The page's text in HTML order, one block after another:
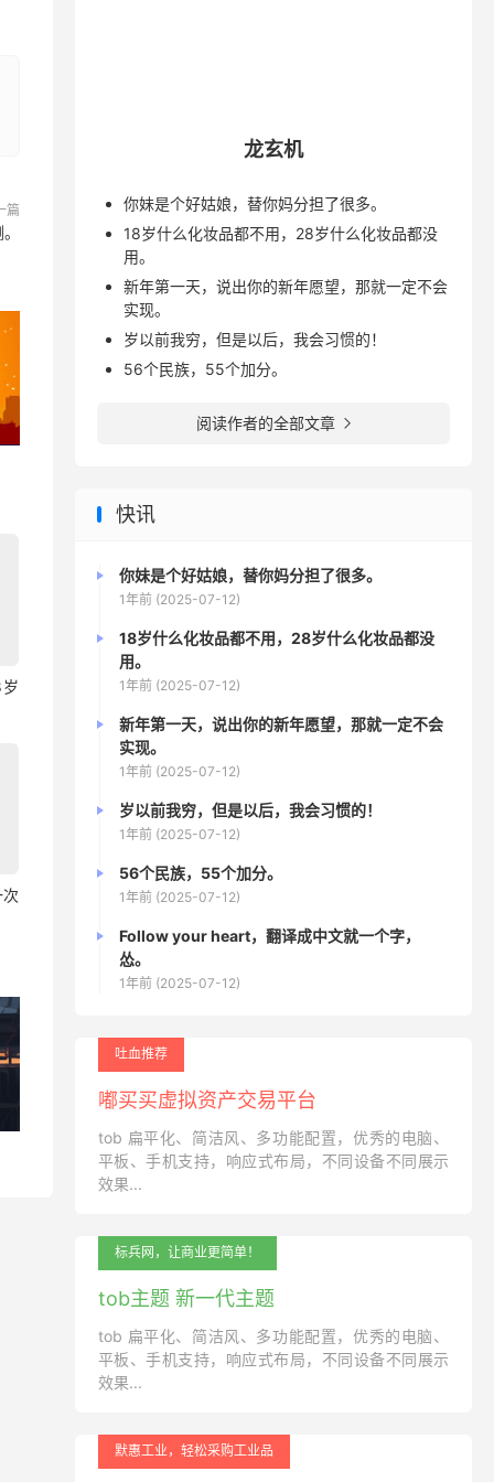
篇
龙玄机
你妹是个好姑娘，替你妈分担了很多。
18岁什么化妆品都不用，28岁什么化妆品都没
用。
新年第一天，说出你的新年愿望，那就一定不会
实现。
岁以前我穷，但是以后，我会习惯的！
56个民族，55个加分。
阅读作者的全部文章 
快讯
你妹是个好姑娘，替你妈分担了很多。
1年前 (2025-07-12)
18岁什么化妆品都不用，28岁什么化妆品都没
用。
1年前 (2025-07-12)
新年第一天，说出你的新年愿望，那就一定不会
实现。
1年前 (2025-07-12)
岁以前我穷，但是以后，我会习惯的！
1年前 (2025-07-12)
56个民族，55个加分。
1年前 (2025-07-12)
Follow your heart，翻译成中文就一个字，
怂。
1年前 (2025-07-12)
吐血推荐
嘟买买虚拟资产交易平台
tob 扁平化、简洁风、多功能配置，优秀的电脑、
平板、手机支持，响应式布局，不同设备不同展示
效果...
标兵网，让商业更简单！
tob主题 新一代主题
tob 扁平化、简洁风、多功能配置，优秀的电脑、
平板、手机支持，响应式布局，不同设备不同展示
效果...
默惠工业，轻松采购工业品